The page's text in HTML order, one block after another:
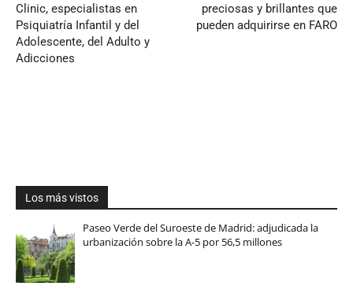
Clinic, especialistas en
Psiquiatría Infantil y del
Adolescente, del Adulto y
Adicciones
preciosas y brillantes que
pueden adquirirse en FARO
Los más vistos
Paseo Verde del Suroeste de Madrid: adjudicada la
urbanización sobre la A-5 por 56,5 millones